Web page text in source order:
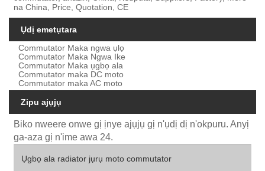
na China, Price, Quotation, CE
Ụdị emetụtara
Commutator Maka ngwa ụlọ
Commutator Maka Ngwa Ike
Commutator Maka ụgbọ ala
Commutator maka DC moto
Commutator maka AC moto
Zipu ajụjụ
Biko nweere onwe gị ịnye ajụjụ gị n'ụdị dị n'okpuru. Anyị
ga-aza gị n'ime awa 24.